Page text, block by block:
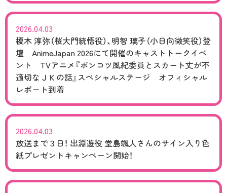
MOVIE
RADIO
2026.04.03
榎木 淳弥（桜大門統悟役）、明智 璃子（小日向微笑役）登
壇 AnimeJapan 2026にて開催のキャストトークイベ
ント TVアニメ『ポンコツ風紀委員とスカート丈が不
適切なＪＫの話』スペシャルステージ オフィシャル
レポート到着
2026.04.03
放送まで３日！ 出淵遊役 堂島颯人さんのサイン入り色
紙プレゼントキャンペーン開始！